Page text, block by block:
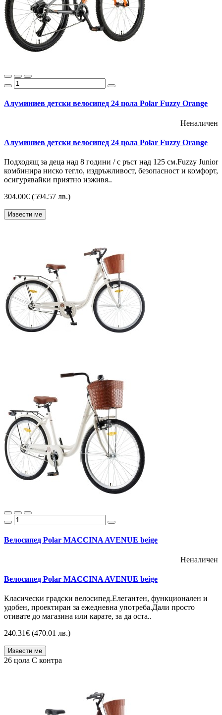
Алуминиев детски велосипед 24 цола Polar Fuzzy Orange
Неналичен
Алуминиев детски велосипед 24 цола Polar Fuzzy Orange
Подходящ за деца над 8 години / с ръст над 125 см.Fuzzy Junior
комбинира ниско тегло, издръжливост, безопасност и комфорт,
осигурявайки приятно изживя..
304.00€ (594.57 лв.)
Извести ме
Велосипед Polar MACCINA AVENUE beige
Неналичен
Велосипед Polar MACCINA AVENUE beige
Класически градски велосипед.Елегантен, функционален и
удобен, проектиран за ежедневна употреба.Дали просто
отивате до магазина или карате, за да оста..
240.31€ (470.01 лв.)
Извести ме
26 цола С контра